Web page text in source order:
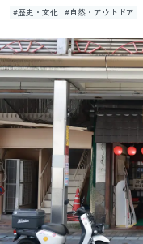
#歴史・文化 #自然・アウトドア